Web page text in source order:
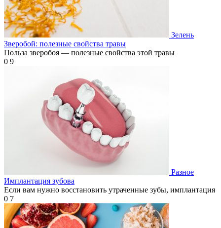
Зелень
Зверобой: полезные свойства травы
Польза зверобоя — полезные свойства этой травы
0 9
Разное
Имплантация зубовa
Если вам нужно восстановить утраченные зубы, имплантация
0 7